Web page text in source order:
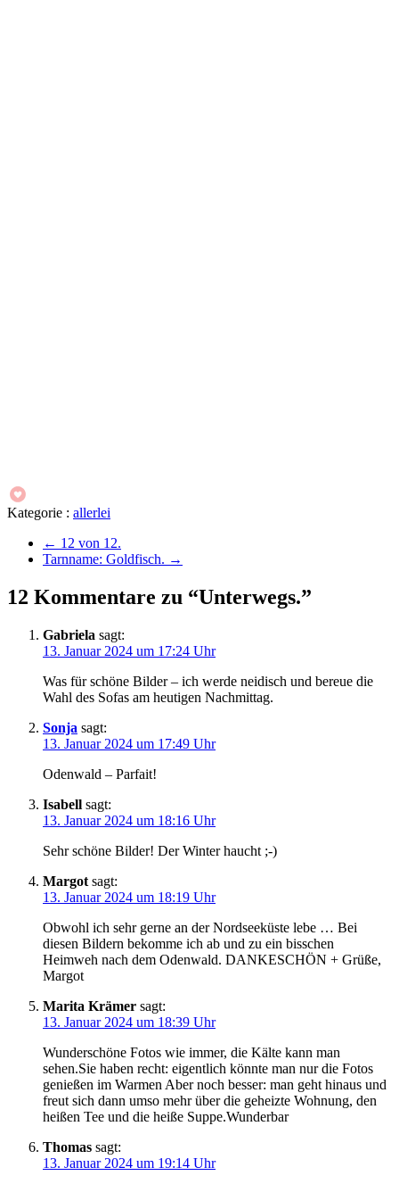
Kategorie : allerlei
← 12 von 12.
Tarnname: Goldfisch. →
12 Kommentare zu “Unterwegs.”
Gabriela sagt:
13. Januar 2024 um 17:24 Uhr
Was für schöne Bilder – ich werde neidisch und bereue die
Wahl des Sofas am heutigen Nachmittag.
Sonja sagt:
13. Januar 2024 um 17:49 Uhr
Odenwald – Parfait!
Isabell sagt:
13. Januar 2024 um 18:16 Uhr
Sehr schöne Bilder! Der Winter haucht ;-)
Margot sagt:
13. Januar 2024 um 18:19 Uhr
Obwohl ich sehr gerne an der Nordseeküste lebe … Bei
diesen Bildern bekomme ich ab und zu ein bisschen
Heimweh nach dem Odenwald. DANKESCHÖN + Grüße,
Margot
Marita Krämer sagt:
13. Januar 2024 um 18:39 Uhr
Wunderschöne Fotos wie immer, die Kälte kann man
sehen.Sie haben recht: eigentlich könnte man nur die Fotos
genießen im Warmen Aber noch besser: man geht hinaus und
freut sich dann umso mehr über die geheizte Wohnung, den
heißen Tee und die heiße Suppe.Wunderbar
Thomas sagt:
13. Januar 2024 um 19:14 Uhr